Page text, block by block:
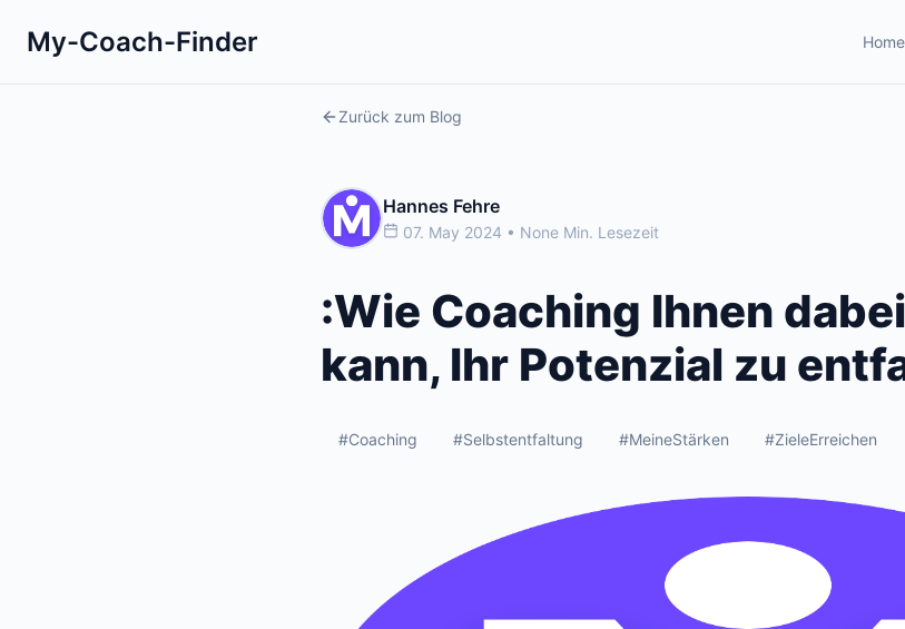
My-Coach-Finder Home
Zurück zum Blog
Hannes Fehre
07. May 2024 • None Min. Lesezeit
:Wie Coaching Ihnen
kann, Ihr Potenzial zu
#Coaching #Selbstentfaltung #MeineStärken #ZieleErreichen